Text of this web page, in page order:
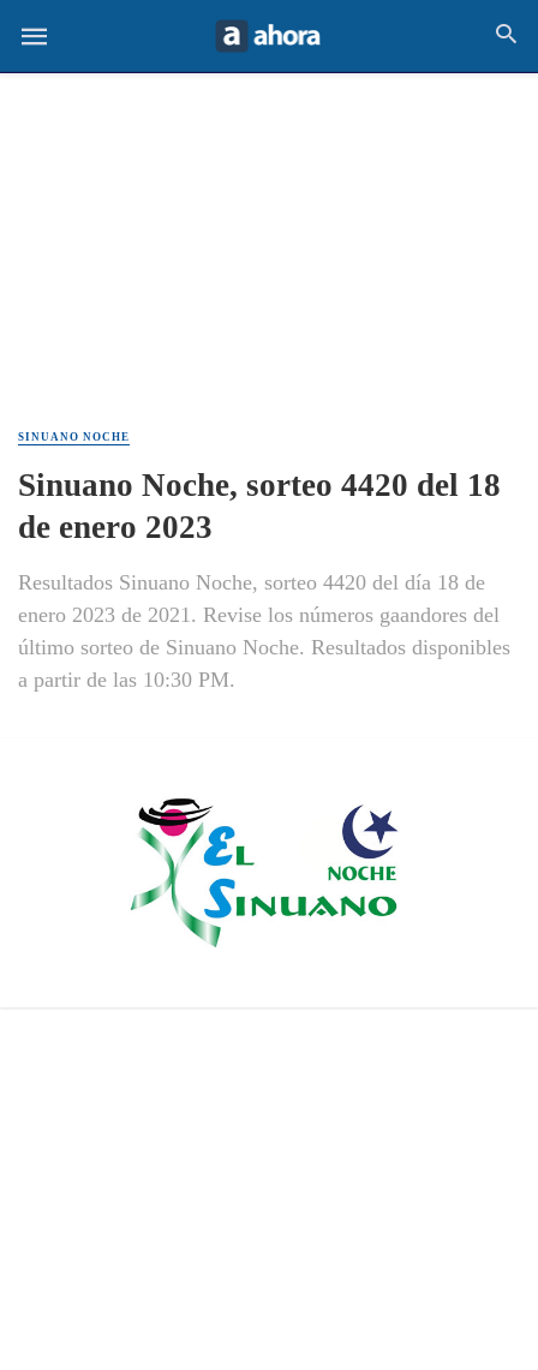
SINUANO NOCHE
Sinuano Noche, sorteo 4420 del 18
de enero 2023
Resultados Sinuano Noche, sorteo 4420 del día 18 de
enero 2023 de 2021. Revise los números gaandores del
último sorteo de Sinuano Noche. Resultados disponibles
a partir de las 10:30 PM.